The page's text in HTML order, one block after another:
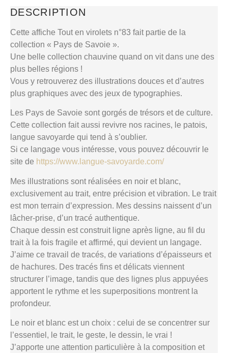
DESCRIPTION
Cette affiche Tout en virolets n°83 fait partie de la
collection « Pays de Savoie ».
Une belle collection chauvine quand on vit dans une des
plus belles régions !
Vous y retrouverez des illustrations douces et d’autres
plus graphiques avec des jeux de typographies.
Les Pays de Savoie sont gorgés de trésors et de culture.
Cette collection fait aussi revivre nos racines, le patois,
langue savoyarde qui tend à s’oublier.
Si ce langage vous intéresse, vous pouvez découvrir le
site de https://www.langue-savoyarde.com/
Mes illustrations sont réalisées en noir et blanc,
exclusivement au trait, entre précision et vibration. Le trait
est mon terrain d’expression. Mes dessins naissent d’un
lâcher-prise, d’un tracé authentique.
Chaque dessin est construit ligne après ligne, au fil du
trait à la fois fragile et affirmé, qui devient un langage.
J’aime ce travail de tracés, de variations d’épaisseurs et
de hachures. Des tracés fins et délicats viennent
structurer l’image, tandis que des lignes plus appuyées
apportent le rythme et les superpositions montrent la
profondeur.
Le noir et blanc est un choix : celui de se concentrer sur
l’essentiel, le trait, le geste, le dessin, le vrai !
J’apporte une attention particulière à la composition et